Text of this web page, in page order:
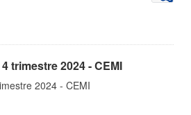
trimestre 2024 - CEMI
2024 - CEMI